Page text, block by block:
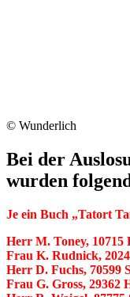
© Wunderlich
Bei der
wurden
Je ein Buch „Tatort
Herr M. Toney, 10715
Frau K. Rudnick,
Herr D. Fuchs, 70599
Frau G. Gross, 29362